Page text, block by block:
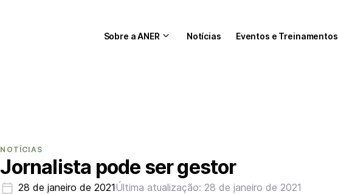
Sobre a ANER Notícias Eventos e Treinamentos
NOTÍCIAS
Jornalista pode ser gestor
28 de janeiro de 2021Última atualização: 28 de janeiro de 2021